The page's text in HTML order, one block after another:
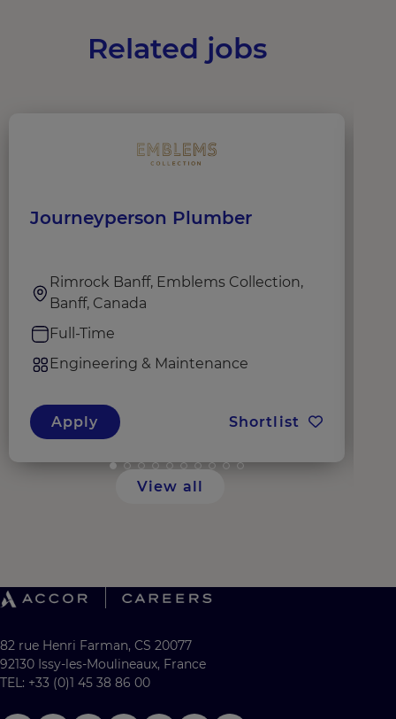
Related jobs
Journeyperson Plumber
Rimrock Banff, Emblems Collection,
Banff, Canada
Full-Time
Engineering & Maintenance
Apply Shortlist
View all
82 rue Henri Farman, CS 20077
92130 Issy-les-Moulineaux, France
TEL: +33 (0)1 45 38 86 00